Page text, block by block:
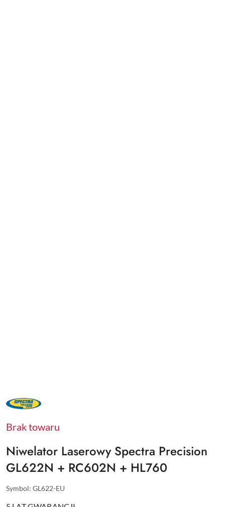
NAZWA
PRODUCENTA:
Brak towaru
Niwelator Laserowy Spectra Precision
GL622N + RC602N + HL760
Symbol: GL622-EU